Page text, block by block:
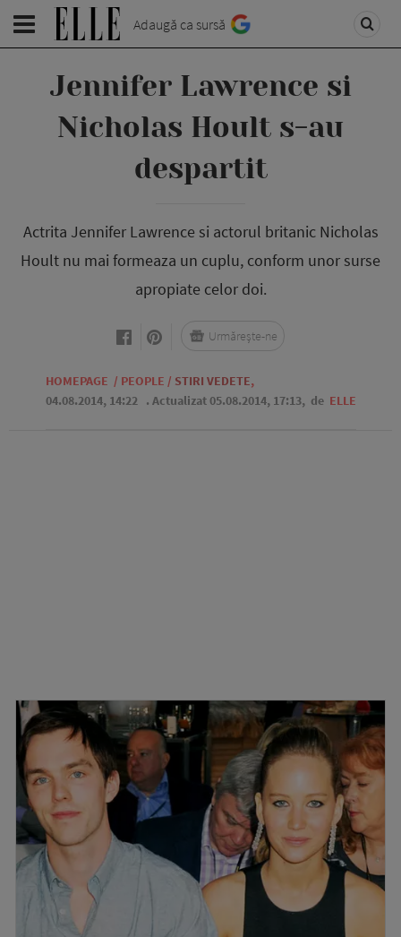
Adaugă ca sursă
Jennifer Lawrence si
Nicholas Hoult s-au
despartit
Actrita Jennifer Lawrence si actorul britanic Nicholas
Hoult nu mai formeaza un cuplu, conform unor surse
apropiate celor doi.
HOMEPAGE / PEOPLE / STIRI VEDETE,
04.08.2014, 14:22 . Actualizat 05.08.2014, 17:13, de ELLE
Urmărește-ne